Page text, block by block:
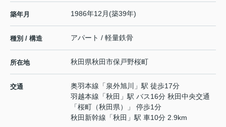
築年月 1986年12月(築39年)
種別 / 構造 アパート / 軽量鉄骨
所在地 秋田県秋田市保戸野桜町
交通 奥羽本線 「泉外旭川
」駅 徒歩17分
羽越本線 「秋田 」駅 バス16分 秋田中央交通
「桜町（秋田県）」 停歩1分
秋田新幹線 「秋田 」駅 車10分 2.9km